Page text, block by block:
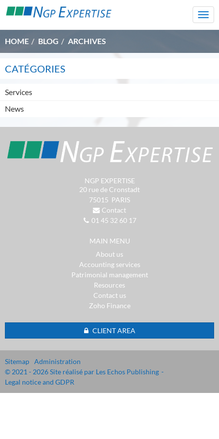
HOME
BLOG ARCHIVES
CATÉGORIES
Services
News
NGP EXPERTISE
20 rue de Cronstadt
75015 PARIS
Contact
01 45 32 60 17
MAIN MENU
About us
Accounting services
Patrimonial management
Resources
Contact us
Zoho Finance
CLIENT AREA
Sitemap Administration
© 2021 - 2026 Site réalisé par Les Echos Publishing
Legal notice and GDPR